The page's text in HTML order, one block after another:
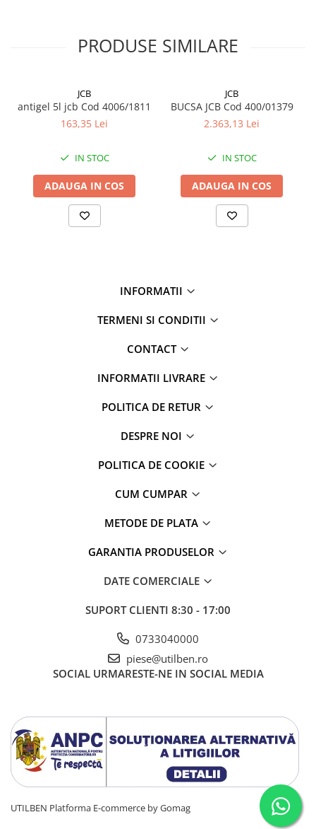
PRODUSE SIMILARE
JCB
antigel 5l jcb Cod 4006/1811
163,35 Lei
IN STOC
ADAUGA IN COS
JCB
BUCSA JCB Cod 400/01379
2.363,13 Lei
IN STOC
ADAUGA IN COS
INFORMATII
TERMENI SI CONDITII
CONTACT
INFORMATII LIVRARE
POLITICA DE RETUR
DESPRE NOI
POLITICA DE COOKIE
CUM CUMPAR
METODE DE PLATA
GARANTIA PRODUSELOR
DATE COMERCIALE
SUPORT CLIENTI 8:30 - 17:00
0733040000
piese@utilben.ro
SOCIAL URMARESTE-NE IN SOCIAL MEDIA
UTILBEN Platforma E-commerce by Gomag